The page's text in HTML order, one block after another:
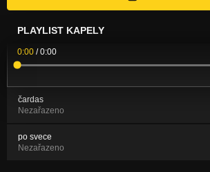
PLAYLIST KAPELY
0:00 /0:00
čardas
Nezařazeno
po svece
Nezařazeno